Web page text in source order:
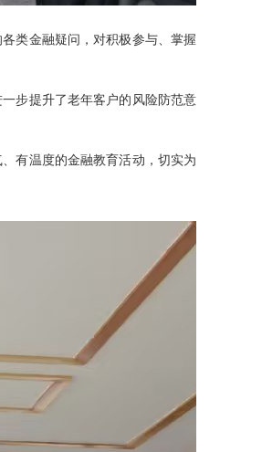
类金融疑问，对积极参与、掌握
步提升了老年客户的风险防范意
有温度的金融教育活动，切实为